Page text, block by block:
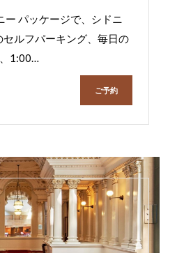
ー パッケージで、シドニ
ルフパーキング、毎日の
1:00…
ご予約